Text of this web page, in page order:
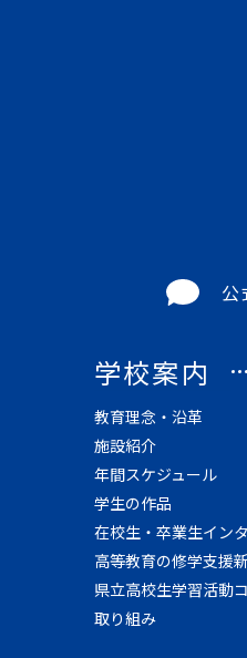
公
学校案内
教育理念・沿革
施設紹介
年間スケジュール
学生の作品
在校生・卒業生イン
高等教育の修学支援
県立高校生学習活動
取り組み